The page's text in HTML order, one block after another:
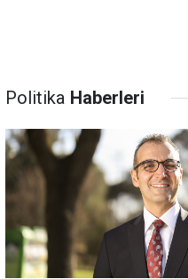
Politika Haberleri